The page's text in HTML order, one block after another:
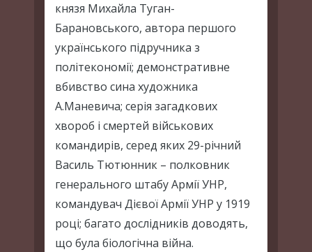
князя Михайла Туган-
Барановського, автора першого
українського підручника з
політекономії; демонстративне
вбивство сина художника
А.Маневича; серія загадкових
хвороб і смертей військових
командирів, серед яких 29-річний
Василь Тютюнник – полковник
генерального штабу Армії УНР,
командувач Дієвої Армії УНР у 1919
році; багато дослідників доводять,
що була біологічна війна.